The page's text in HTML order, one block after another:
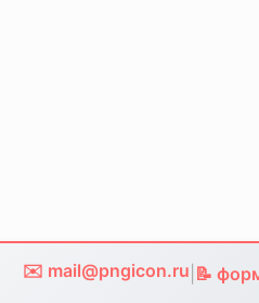
✉️ mail@pngicon.ru 📝